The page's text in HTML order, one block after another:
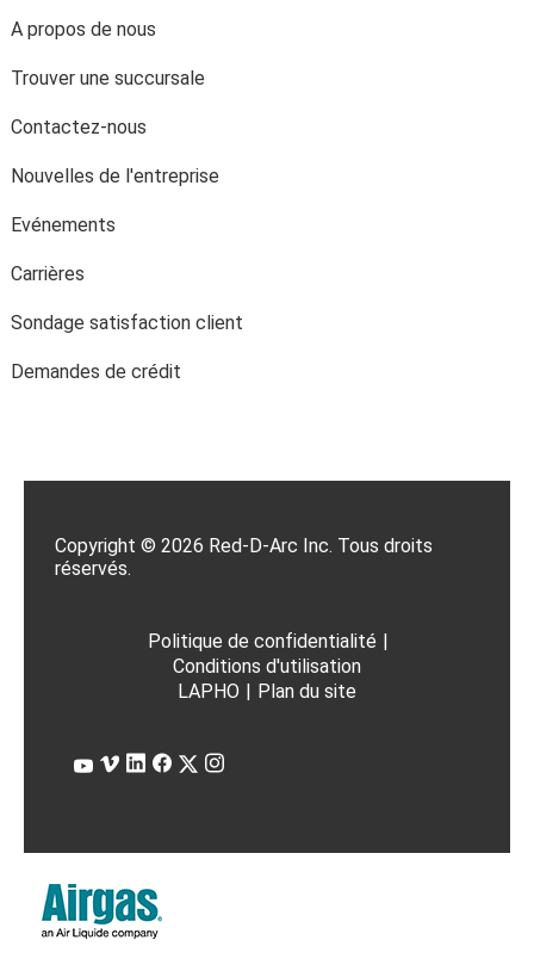
A propos de nous
Trouver une succursale
Contactez-nous
Nouvelles de l'entreprise
Evénements
Carrières
Sondage satisfaction client
Demandes de crédit
Copyright © 2026 Red-D-Arc Inc. Tous droits
réservés.
Politique de confidentialité |
Conditions d'utilisation
LAPHO | Plan du site